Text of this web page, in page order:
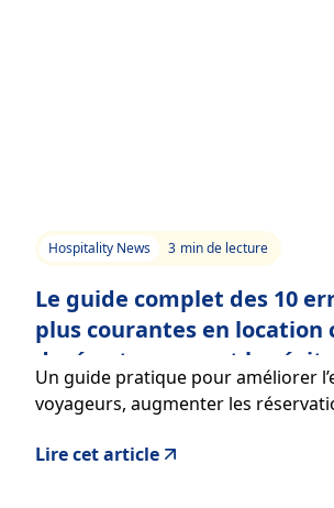
Hospitality News 3 min de lecture
Le guide complet des 10
plus courantes en location
durée et comment les éviter
Un guide pratique pour améliorer
voyageurs, augmenter les
Lire cet article